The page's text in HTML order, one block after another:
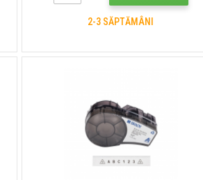
2-3 SĂPTĂMÂNI